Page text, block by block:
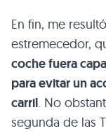
En fin, me
estremecedor,
coche fuera
para evitar un
carril. No
segunda de las